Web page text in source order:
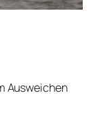
Ausweichen